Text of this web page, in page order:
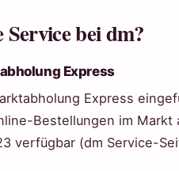
Service bei dm?
Express
Express
Bestellungen im Markt
verfügbar (dm Service-